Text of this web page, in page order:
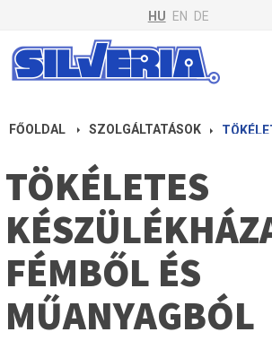
HU EN DE
FŐOLDAL SZOLGÁLTATÁSOK TÖKÉLETES KÉSZÜLÉKHÁZAK - FÉMBŐL ÉS
TÖKÉLETES
FÉMBŐL ÉS
MŰANYAGBÓL